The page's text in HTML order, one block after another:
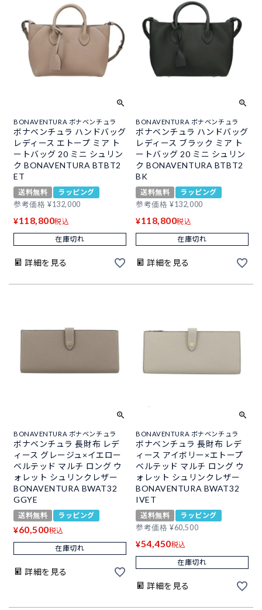
BONAVENTURA ボナベンチュラ
ボナベンチュラ ハンドバッグ
レディース エトープ ミア ト
ートバッグ 20 ミニ シュリン
ク BONAVENTURA BTBT2
ET
送料無料
ラッピング
参考価格 ¥132,000
¥118,800税込
在庫切れ
詳細を見る
BONAVENTURA ボナベンチュラ
ボナベンチュラ ハンドバッグ
レディース ブラック ミア ト
ートバッグ 20 ミニ シュリン
ク BONAVENTURA BTBT2
BK
送料無料
ラッピング
参考価格 ¥132,000
¥118,800税込
在庫切れ
詳細を見る
BONAVENTURA ボナベンチュラ
ボナベンチュラ 長財布 レデ
ィース グレージュ×イエロー
ベルテッド マルチ ロング ウ
ォレット シュリンクレザー
BONAVENTURA BWAT32
GGYE
送料無料 ラッピング
¥60,500税込
在庫切れ
詳細を見る
BONAVENTURA ボナベンチュラ
ボナベンチュラ 長財布 レデ
ィース アイボリー×エトープ
ベルテッド マルチ ロング ウ
ォレット シュリンクレザー
BONAVENTURA BWAT32
IVET
送料無料
ラッピング
参考価格 ¥60,500
¥54,450税込
在庫切れ
詳細を見る